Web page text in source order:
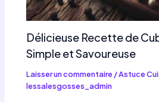
Délicieuse Recette de
Simple et Savoureuse
Laisser un commentaire/Astuce
lessalesgosses_admin